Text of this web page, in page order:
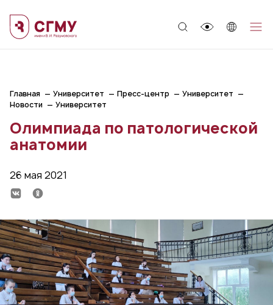
Главная Университет Пресс-центр
Университет
Новости
Университет
Олимпиада по патологической
анатомии
26 мая 2021